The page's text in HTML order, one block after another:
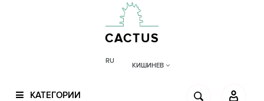
CACTUS
RU
КИШИНЕВ
КАТЕГОРИИ